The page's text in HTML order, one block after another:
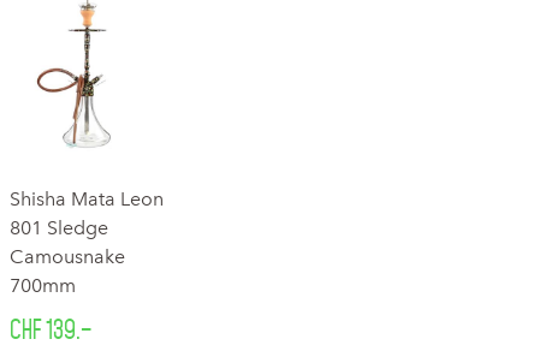
Shisha Mata Leon
801 Sledge
Camousnake
700mm
CHF 139.–